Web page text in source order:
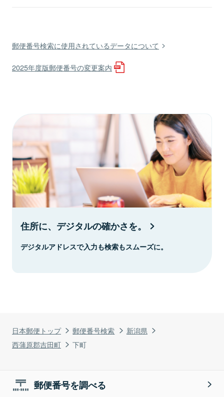
日本郵便トップ 郵便番号検索
新潟県
西蒲原郡吉田町
下町
郵便番号検索に使用されているデータについて
2025年度版郵便番号の変更案内
住所に、デジタルの確かさを。
デジタルアドレスで入力も検索もスムーズに。
郵便番号を調べる